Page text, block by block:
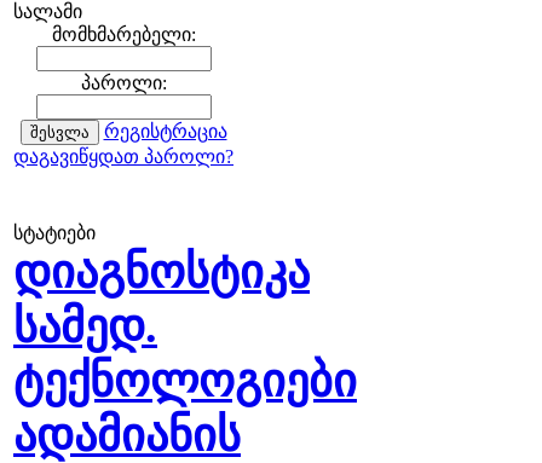
სალამი
მომხმარებელი:
პაროლი:
რეგისტრაცია
დაგავიწყდათ პაროლი?
სტატიები
დიაგნოსტიკა
სამედ.
ტექნოლოგიები
ადამიანის